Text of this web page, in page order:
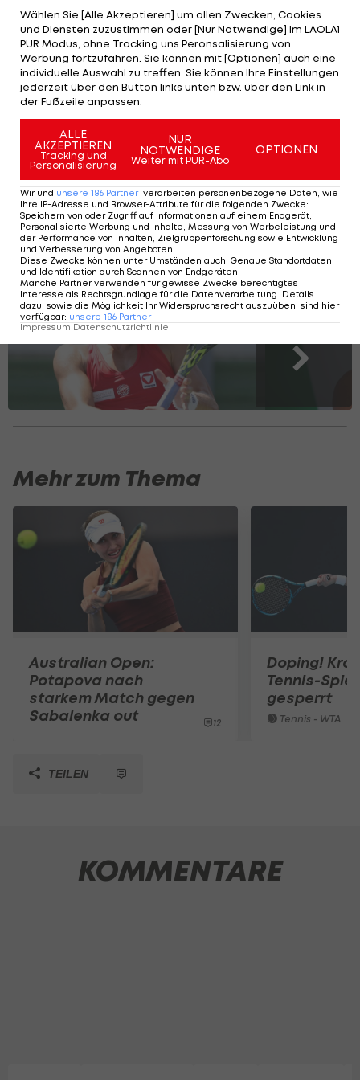
Nummer 122 imWTA-Ranking. In Runde zwei trifft
die Rumänin auf die an acht gesetzte Tschechin
Barbora Krejcikova.
seinen letzten US
Open gegen Ben
Shelton
US Open
Auf diesen Frauen ruhen Österreichs
Tennis-Hoffnungen 2024
SLIDESHOW
STARTEN
Mehr zum Thema
Australian Open:
Potapova nach
starkem Match gegen
Sabalenka out
12
Doping!
Tennis-
gesperrt
Tennis - WTA
TEILEN
KOMMENTARE
Wählen Sie [Alle Akzeptieren] um allen Zwecken, Cookies
und Diensten zuzustimmen oder [Nur Notwendige] im LAOLA1
PUR Modus, ohne Tracking uns Peronsalisierung von
Werbung fortzufahren. Sie können mit [Optionen] auch eine
individuelle Auswahl zu treffen. Sie können Ihre Einstellungen
jederzeit über den Button links unten bzw. über den Link in
der Fußzeile anpassen.
ALLE
AKZEPTIEREN
Tracking und
Personalisierung
NUR
NOTWENDIGE
Weiter mit PUR-Abo
OPTIONEN
Wir und unsere 186 Partner verarbeiten personenbezogene Daten, wie
Ihre IP-Adresse und Browser-Attribute für die folgenden Zwecke:
Speichern von oder Zugriff auf Informationen auf einem Endgerät;
Personalisierte Werbung und Inhalte, Messung von Werbeleistung und
der Performance von Inhalten, Zielgruppenforschung sowie Entwicklung
und Verbesserung von Angeboten.
Diese Zwecke können unter Umständen auch: Genaue Standortdaten
und Identifikation durch Scannen von Endgeräten.
Manche Partner verwenden für gewisse Zwecke berechtigtes
Interesse als Rechtsgrundlage für die Datenverarbeitung. Details
dazu, sowie die Möglichkeit Ihr Widerspruchsrecht auszuüben, sind hier
verfügbar: unsere 186 Partner
Impressum Datenschutzrichtlinie